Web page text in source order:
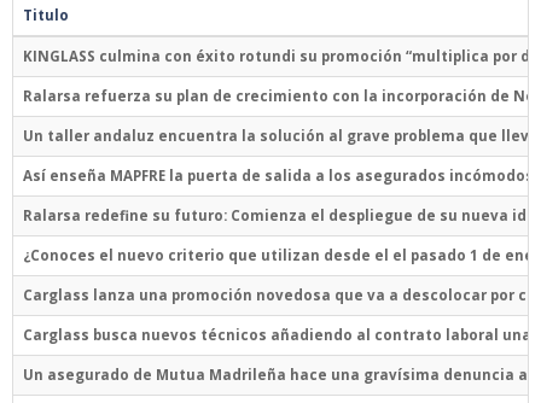
Titulo
KINGLASS culmina con éxito rotundi su promoción “multiplica por
Ralarsa refuerza su plan de crecimiento con la incorporación de
Un taller andaluz encuentra la solución al grave problema que
Así enseña MAPFRE la puerta de salida a los asegurados
Ralarsa redefine su futuro: Comienza el despliegue de su nueva
¿Conoces el nuevo criterio que utilizan desde el el pasado 1 de
Carglass lanza una promoción novedosa que va a descolocar por
Carglass busca nuevos técnicos añadiendo al contrato laboral
Un asegurado de Mutua Madrileña hace una gravísima denuncia a